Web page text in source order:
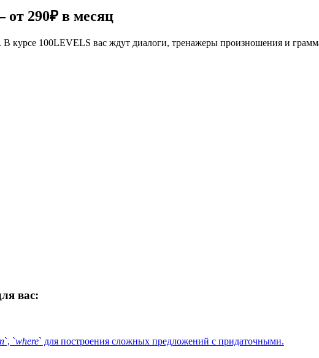
от 290₽ в месяц
В курсе 100LEVELS вас ждут диалоги, тренажеры произношения и
вас:
`, `where` для построения сложных предложений с придаточными.